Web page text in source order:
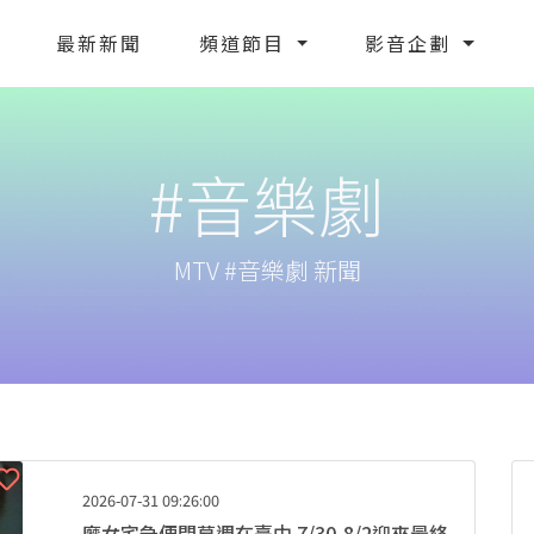
最新新聞 頻道節目 影音企劃
#音樂劇
MTV #音樂劇 新聞
2026-07-31 09:26:00